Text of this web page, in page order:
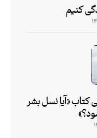
کنیم
کتاب «آیا نسل بشر